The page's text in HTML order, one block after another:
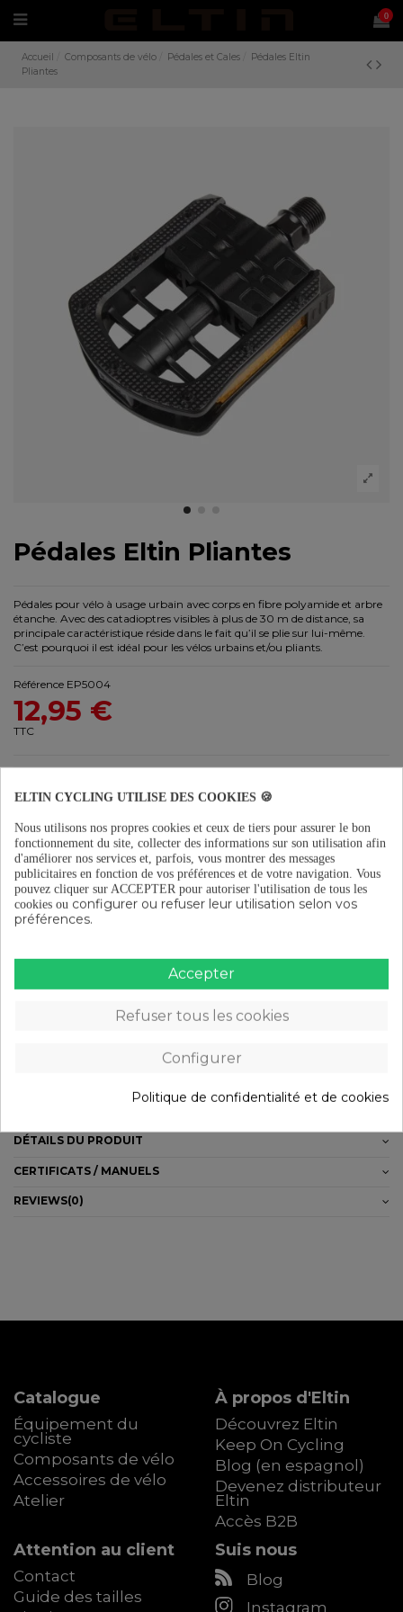
0
Accueil Composants de vélo Pédales et Cales
Pédales Eltin
Pliantes
Pédales Eltin Pliantes
Pédales pour vélo à usage urbain avec corps en fibre polyamide et arbre
étanche. Avec des catadioptres visibles à plus de 30 m de distance, sa
principale caractéristique réside dans le fait qu’il se plie sur lui-même.
C’est pourquoi il est idéal pour les vélos urbains et/ou pliants.
Référence EP5004
12,95 €
TTC
Livraison gratuite à partir de 29 €
Retours gratuits (15 jours)
Paiement en plusieurs fois à partir de 29 €
maximum Matière Fibre polyamide Pliables Axe scellé Caractéristiques :
Poids : 270 g/paire Dimension : 100 x 74 mm
DÉTAILS DU PRODUIT
CERTIFICATS / MANUELS
REVIEWS(0)
Catalogue
Équipement du
cycliste
Composants de vélo
Accessoires de vélo
Atelier
À propos d'Eltin
Découvrez Eltin
Keep On Cycling
Blog (en espagnol)
Devenez distributeur
Eltin
Accès B2B
Attention au client
Contact
Guide des tailles
Suis nous
Blog
Instagram
ELTIN CYCLING UTILISE DES COOKIES 🍪
Nous utilisons nos propres cookies et ceux de tiers pour assurer le bon
fonctionnement du site, collecter des informations sur son utilisation afin
d'améliorer nos services et, parfois, vous montrer des messages
publicitaires en fonction de vos préférences et de votre navigation. Vous
pouvez cliquer sur ACCEPTER pour autoriser l'utilisation de tous les
cookies ou configurer ou refuser leur utilisation selon vos
préférences.
Accepter
Refuser tous les cookies
Configurer
Politique de confidentialité et de cookies